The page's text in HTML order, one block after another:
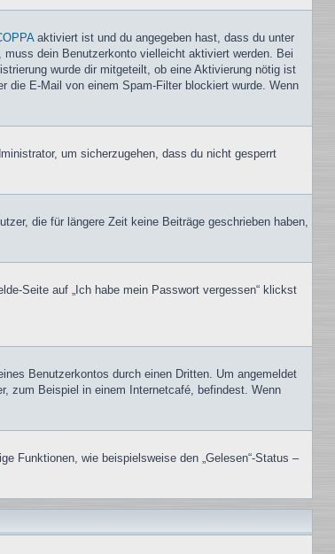
aktiviert ist und du angegeben hast, dass du unter
dein Benutzerkonto vielleicht aktiviert werden. Bei
wurde dir mitgeteilt, ob eine Aktivierung nötig ist
die E-Mail von einem Spam-Filter blockiert wurde. Wenn
um sicherzugehen, dass du nicht gesperrt
die für längere Zeit keine Beiträge geschrieben haben,
Seite auf „Ich habe mein Passwort vergessen“ klickst
Benutzerkontos durch einen Dritten. Um angemeldet
zum Beispiel in einem Internetcafé, befindest. Wenn
Funktionen, wie beispielsweise den „Gelesen“-Status –